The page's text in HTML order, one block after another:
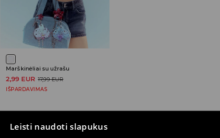
Leisti naudoti slapukus
Marškinėliai su užrašu
2,99 EUR 17,99 EUR
IŠPARDAVIMAS